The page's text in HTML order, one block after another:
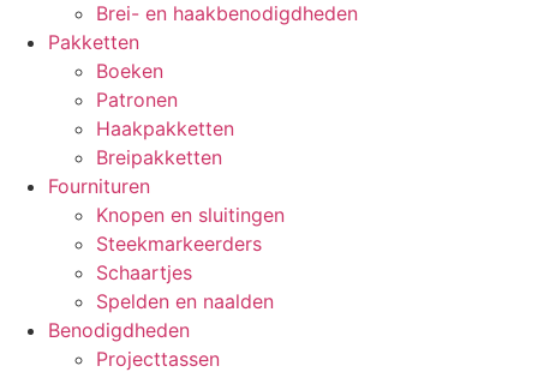
Brei- en haakbenodigdheden
Pakketten
Boeken
Patronen
Haakpakketten
Breipakketten
Fournituren
Knopen en sluitingen
Steekmarkeerders
Schaartjes
Spelden en naalden
Benodigdheden
Projecttassen